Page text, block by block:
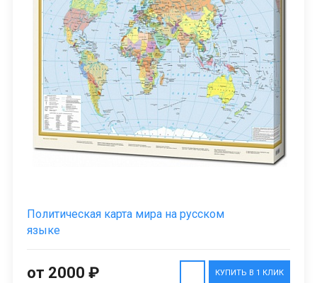
Политическая карта мира на русском
языке
КУПИТЬ В 1 КЛИК
от 2000 ₽